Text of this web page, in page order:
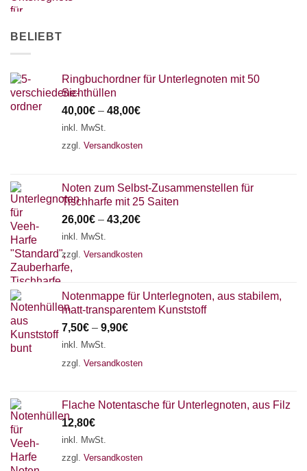
BELIEBT
Ringbuchordner für Unterlegnoten mit 50
Sichthüllen
40,00€ – 48,00€
inkl. MwSt.
zzgl. Versandkosten
Noten zum Selbst-Zusammenstellen für
Tischharfe mit 25 Saiten
26,00€ – 43,20€
inkl. MwSt.
zzgl. Versandkosten
Notenmappe für Unterlegnoten, aus stabilem,
matt-transparentem Kunststoff
7,50€ – 9,90€
inkl. MwSt.
zzgl. Versandkosten
Flache Notentasche für Unterlegnoten, aus Filz
12,80€
inkl. MwSt.
zzgl. Versandkosten